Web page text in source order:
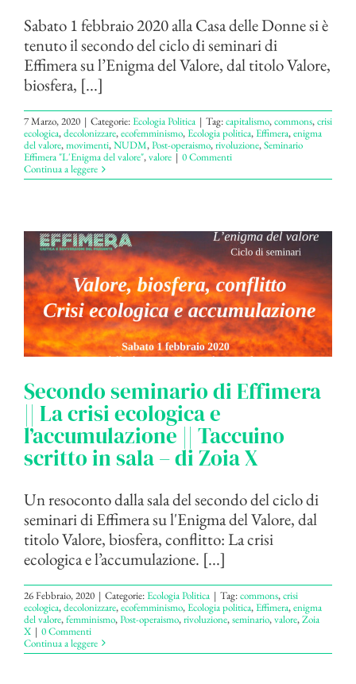
Sabato 1 febbraio 2020 alla Casa delle Donne si è
tenuto il secondo del ciclo di seminari di
Effimera su l’Enigma del Valore, dal titolo Valore,
biosfera, [...]
7 Marzo, 2020 | Categorie:Ecologia Politica | Tag:capitalismo,commons,crisi
ecologica,decolonizzare,ecofemminismo,Ecologia politica,Effimera,enigma
del valore,movimenti,NUDM,Post-operaismo,rivoluzione,Seminario
Effimera "L'Enigma del valore",valore | 0 Commenti
Continua a leggere
Secondo seminario di Effimera
|| La crisi ecologica e
l’accumulazione || Taccuino
scritto in sala – di Zoia X
Un resoconto dalla sala del secondo del ciclo di
seminari di Effimera su l'Enigma del Valore, dal
titolo Valore, biosfera, conflitto: La crisi
ecologica e l’accumulazione. [...]
26 Febbraio, 2020 | Categorie:Ecologia Politica | Tag:commons,crisi
ecologica,decolonizzare,ecofemminismo,Ecologia politica,Effimera,enigma
del valore,femminismo,Post-operaismo,rivoluzione,seminario,valore,Zoia
X | 0 Commenti
Continua a leggere